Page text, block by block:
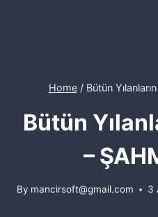
Home / Bütün
Bütün
–
By mancirsoft@gmail.com 3